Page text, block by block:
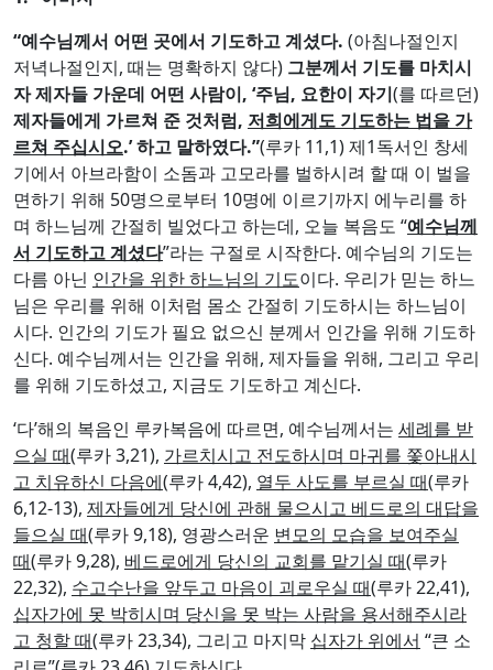
예수님께서 어떤 곳에서 기도하고 계셨다
저녁나절인지, 때는 명확하지 않다)그분께서 기도를 마치시
자 제자들 가운데 어떤 사람이 , ‘주님,요한이 자기(를 따르던)
제자들에게 가르쳐 준 것처럼, 저희에게도 기도하는 법을 가
르쳐 주십시오.’하고 말하였다 .”(루카 11,1) 제1독서인 창세
기에서 아브라함이 소돔과 고모라를 벌하시려 할 때 이 벌을
면하기 위해 50명으로부터 10명에 이르기까지 에누리를 하
며 하느님께 간절히 빌었다고 하는데, 오늘 복음도 “예수님께
서 기도하고 계셨다 ”라는 구절로 시작한다. 예수님의 기도는
다름 아닌인간을 위한 하느님의 기도이다. 우리가 믿는 하느
님은 우리를 위해 이처럼 몸소 간절히 기도하시는 하느님이
시다. 인간의 기도가 필요 없으신 분께서 인간을 위해 기도하
신다. 예수님께서는 인간을 위해, 제자들을 위해, 그리고 우리
를 위해 기도하셨고, 지금도 기도하고 계신다.
‘다’해의 복음인 루카복음에 따르면, 예수님께서는
으실 때 (루카 3,21),가르치시고 전도하시며 마귀를 쫓아내시
고 치유하신 다음에 (루카 4,42), 열두 사도를 부르실 때(루카
6,12-13),제자들에게 당신에 관해 물으시고 베드로의 대답을
들으실 때(루카 9,18), 영광스러운 변모의 모습을 보여주실
때(루카 9,28),베드로에게 당신의 교회를 맡기실 때(루카
22,32),수고수난을 앞두고 마음이 괴로우실 때(루카 22,41),
십자가에 못 박히시며 당신을 못 박는 사람을 용서해주시라
고 청할 때(루카 23,34), 그리고 마지막십자가 위에서“큰 소
리로”(루카 23,46) 기도하신다.